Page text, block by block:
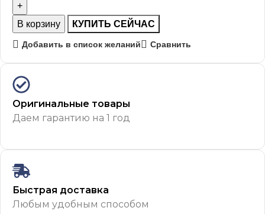
В корзину КУПИТЬ СЕЙЧАС
Добавить в список желаний Сравнить
Оригинальные товары
Даем гарантию на 1 год
Быстрая доставка
Любым удобным способом